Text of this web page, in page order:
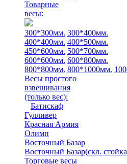
Товарные
весы:
300*300мм. 300*400мм.
400*400мм. 400*500мм.
450*600мм. 500*700мм.
600*600мм. 600*800мм.
800*800мм. 800*1000мм.
Весы простого
взвешивания
(только вес):
Батискаф
Гулливер
Красная Армия
Олимп
Восточный Базар
Восточный Базар(скл.
Торговые весы